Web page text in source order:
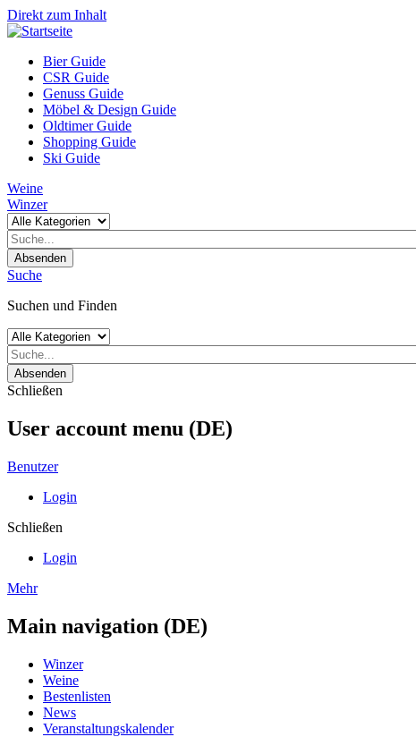
Direkt zum Inhalt
Bier Guide
CSR Guide
Genuss Guide
Möbel & Design Guide
Oldtimer Guide
Shopping Guide
Ski Guide
Weine
Winzer
Absenden
Suche
Suchen und Finden
Absenden
Schließen
User account menu (DE)
Benutzer
Login
Schließen
Login
Mehr
Main navigation (DE)
Winzer
Weine
Bestenlisten
News
Veranstaltungskalender